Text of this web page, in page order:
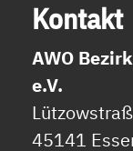
Kon­takt
AWO
e.V.
45141